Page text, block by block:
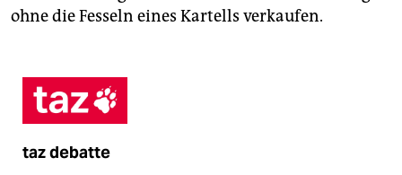
ohne die Fesseln eines Kartells verkaufen.
taz debatte